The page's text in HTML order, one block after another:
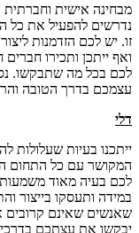
מבחינה אישית
נדרשים להפעיל את כל
זו. יש לכם הזדמנות
ואף ייתכן ותכירו
לכם בכל מה שתבקשו.
עצמכם בדרך הטובה
דלי
ייתכנו בעיות שעלולות
המקושר עם כל התחום
לכם בעיה מאוד
במידה ותעסקו בייצור
שאנשים שאינם קרובים
יבקשו את עצתכם